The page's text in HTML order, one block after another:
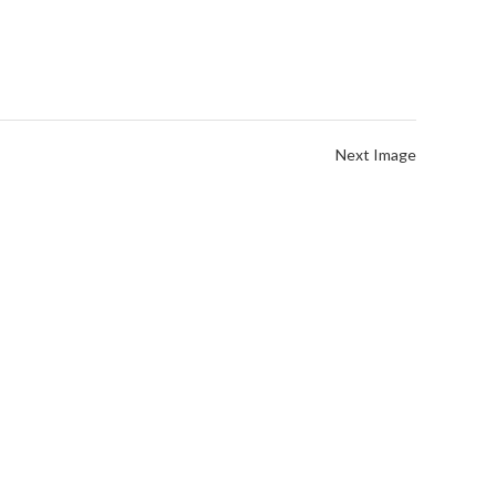
Next Image